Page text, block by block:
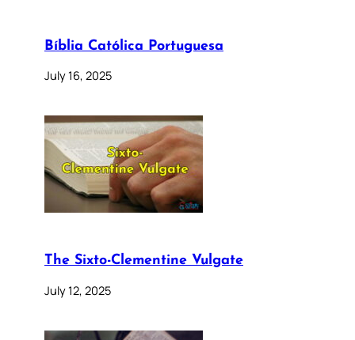
Bíblia Católica Portuguesa
July 16, 2025
The Sixto-Clementine Vulgate
July 12, 2025